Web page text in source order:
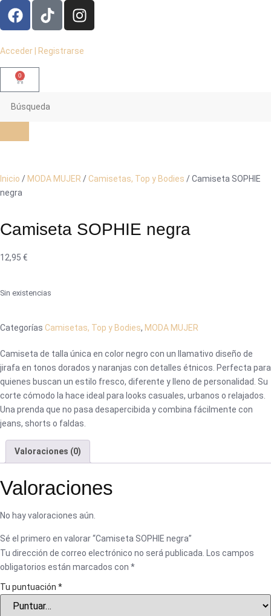
Acceder | Registrarse
0
Inicio / MODA MUJER /Camisetas, Top y Bodies / Camiseta SOPHIE
negra
Camiseta SOPHIE negra
12,95 €
Sin existencias
Categorías Camisetas, Top y Bodies, MODA MUJER
Camiseta de talla única en color negro con un llamativo diseño de
jirafa en tonos dorados y naranjas con detalles étnicos. Perfecta para
quienes buscan un estilo fresco, diferente y lleno de personalidad. Su
corte cómodo la hace ideal para looks casuales, urbanos o relajados.
Una prenda que no pasa desapercibida y combina fácilmente con
jeans, shorts o faldas.
Valoraciones (0)
Valoraciones
No hay valoraciones aún.
Sé el primero en valorar “Camiseta SOPHIE negra”
Tu dirección de correo electrónico no será publicada.
Los campos
obligatorios están marcados con *
Tu puntuación *